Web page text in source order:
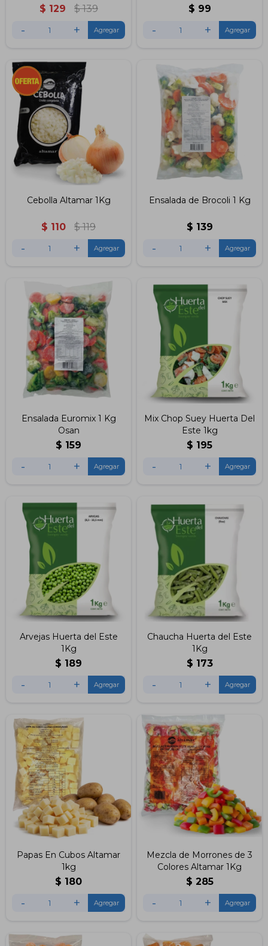
$ 129 $ 139
- +
$ 99
- +
Cebolla Altamar 1Kg
$ 110 $ 119
- +
Ensalada de Brocoli 1 Kg
$ 139
- +
Ensalada Euromix 1 Kg
Osan
$ 159
- +
Mix Chop Suey Huerta Del
Este 1kg
$ 195
- +
Arvejas Huerta del Este
1Kg
$ 189
- +
Chaucha Huerta del Este
1Kg
$ 173
- +
Papas En Cubos Altamar
1kg
$ 180
- +
Mezcla de Morrones de 3
Colores Altamar 1Kg
$ 285
- +